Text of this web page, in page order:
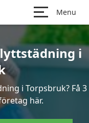
Menu
i
i Torpsbruk? Få 3
här.